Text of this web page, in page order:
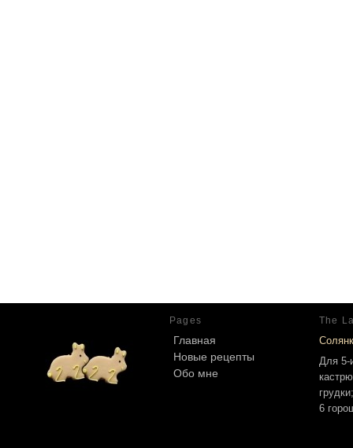
Pages
Главная
Новые рецепты
Обо мне
The
Для 5-
6